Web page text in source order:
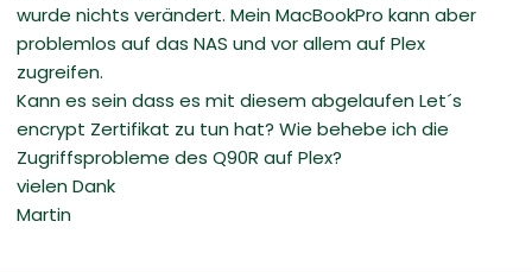
wurde nichts verändert. Mein MacBookPro kann aber
problemlos auf das NAS und vor allem auf Plex
zugreifen.
Kann es sein dass es mit diesem abgelaufen Let´s
encrypt Zertifikat zu tun hat? Wie behebe ich die
Zugriffsprobleme des Q90R auf Plex?
vielen Dank
Martin